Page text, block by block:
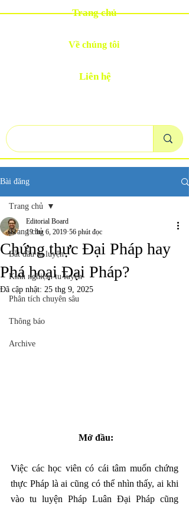
Trang chủ
Về chúng tôi
Liên hệ
Bài đăng
Trang chủ
Bắt đầu tu luyện
Kinh nghiệm tu luyện
Phân tích chuyên sâu
Thông báo
Archive
Trang chủ
Chứng thực Đại Pháp hay
Phá hoại Đại Pháp?
Editorial Board
19 thg 6, 2019 56 phút đọc
Đã cập nhật: 25 thg 9, 2025
Mở đầu:
Việc các học viên có cái tâm muốn chứng
thực Pháp là ai cũng có thể nhìn thấy, ai khi
vào tu luyện Pháp Luân Đại Pháp cũng